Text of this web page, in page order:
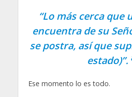
“Lo más cerca que
encuentra de su
se postra, así que
estado)”.
Ese momento lo es todo.